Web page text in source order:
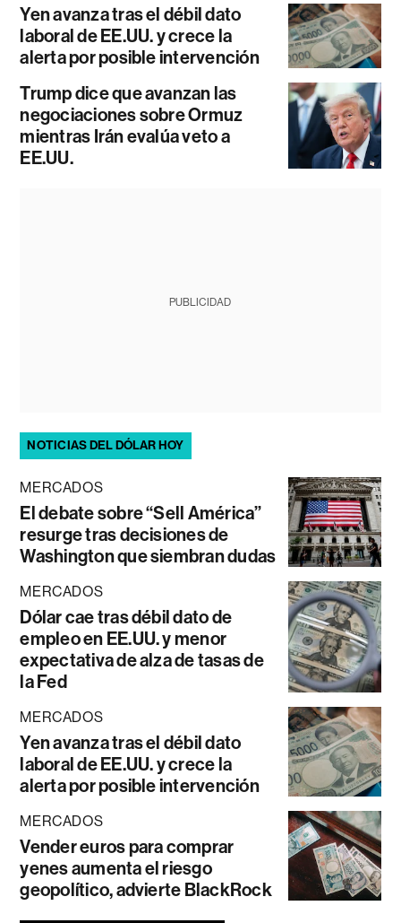
Yen avanza tras el débil dato
laboral de EE.UU. y crece la
alerta por posible intervención
Trump dice que avanzan las
negociaciones sobre Ormuz
mientras Irán evalúa veto a
EE.UU.
PUBLICIDAD
NOTICIAS DEL DÓLAR HOY
MERCADOS
El debate sobre “Sell América”
resurge tras decisiones de
Washington que siembran dudas
MERCADOS
Dólar cae tras débil dato de
empleo en EE.UU. y menor
expectativa de alza de tasas de
la Fed
MERCADOS
Yen avanza tras el débil dato
laboral de EE.UU. y crece la
alerta por posible intervención
MERCADOS
Vender euros para comprar
yenes aumenta el riesgo
geopolítico, advierte BlackRock